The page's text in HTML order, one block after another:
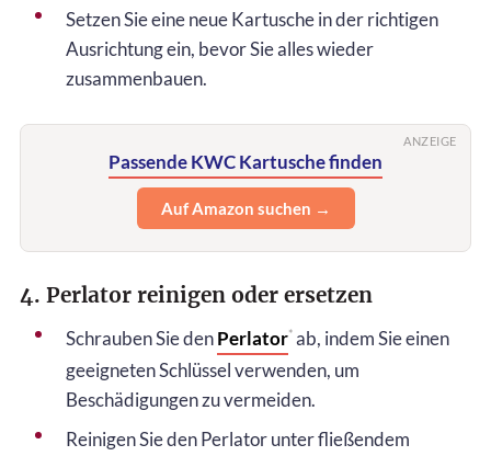
Setzen Sie eine neue Kartusche in der richtigen
Ausrichtung ein, bevor Sie alles wieder
zusammenbauen.
ANZEIGE
Passende KWC Kartusche finden
Auf Amazon suchen →
4. Perlator reinigen oder ersetzen
Schrauben Sie denPerlator* ab, indem Sie einen
geeigneten Schlüssel verwenden, um
Beschädigungen zu vermeiden.
Reinigen Sie den Perlator unter fließendem